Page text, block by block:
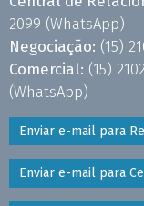
2099 (WhatsApp)
Negociação: (15)
Comercial: (15)
(WhatsApp)
Enviar e-mail para
Enviar e-mail para